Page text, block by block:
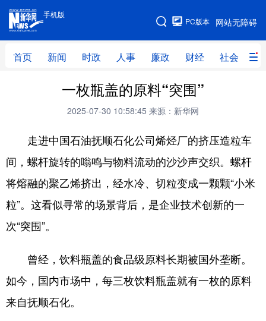
手机版
网站无障碍
PC版本
首页 新闻 时政 人事 廉政 财经 社会 科
手机版
网站地图
新闻 时政
财经 社会
文化 教育 健康 旅游
体育 视频 直播 无人机
地方频道
辽宁 吉林 上海 江苏
浙江 安徽 福建 江西
山东
一枚瓶盖的原料“突围”
2025-07-30 10:58:45 来源：新华网
走进中国石油抚顺石化公司烯烃厂的挤压造粒车
间，螺杆旋转的嗡鸣与物料流动的沙沙声交织。螺杆
将熔融的聚乙烯挤出，经水冷、切粒变成一颗颗“小米
粒”。这看似寻常的场景背后，是企业技术创新的一
次“突围”。
曾经，饮料瓶盖的食品级原料长期被国外垄断。
如今，国内市场中，每三枚饮料瓶盖就有一枚的原料
来自抚顺石化。